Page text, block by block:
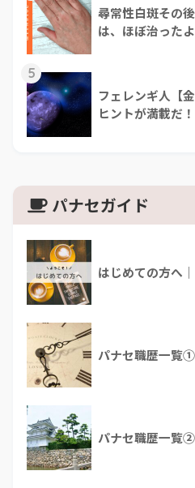
尋常性白斑その
は、ほぼ治ったよ
5
フェレンギ人【
ヒントが満載だ！
パナセガイド
はじめての方へ
パナセ職歴一覧①
パナセ職歴一覧